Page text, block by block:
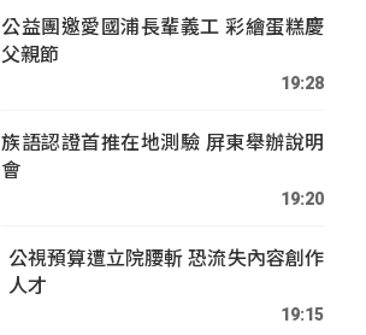
公益團邀愛國浦長輩義工 彩繪蛋糕慶
父親節
19:28
族語認證首推在地測驗 屏東舉辦說明
會
19:20
公視預算遭立院腰斬 恐流失內容創作
人才
19:15